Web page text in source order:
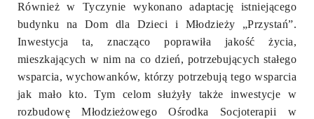
Również w Tyczynie wykonano adaptację istniejącego
budynku na Dom dla Dzieci i Młodzieży „Przystań”.
Inwestycja ta, znacząco poprawiła jakość życia,
mieszkających w nim na co dzień, potrzebujących stałego
wsparcia, wychowanków, którzy potrzebują tego wsparcia
jak mało kto. Tym celom służyły także inwestycje w
rozbudowę Młodzieżowego Ośrodka Socjoterapii w